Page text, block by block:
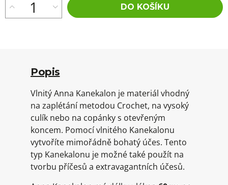
DO KOŠÍKU
Popis
Vlnitý Anna Kanekalon je materiál vhodný
na zaplétání metodou Crochet, na vysoký
culík nebo na copánky s otevřeným
koncem. Pomocí vlnitého Kanekalonu
vytvoříte mimořádně bohatý účes. Tento
typ Kanekalonu je možné také použít na
tvorbu příčesů a extravagantních účesů.